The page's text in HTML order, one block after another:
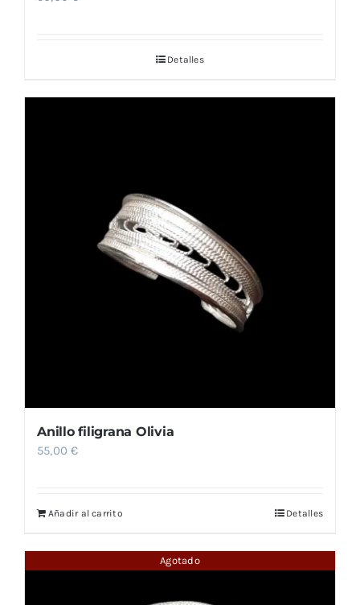
Detalles
Anillo filigrana Olivia
55,00€
Añadir al carrito Detalles
Agotado